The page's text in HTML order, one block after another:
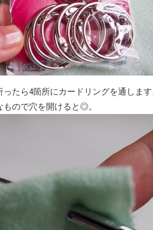
たら4箇所にカードリングを通しま
ので穴を開けると◎。